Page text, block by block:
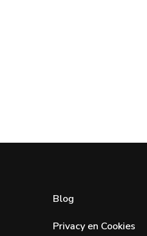
Blog
Privacy en Cookies